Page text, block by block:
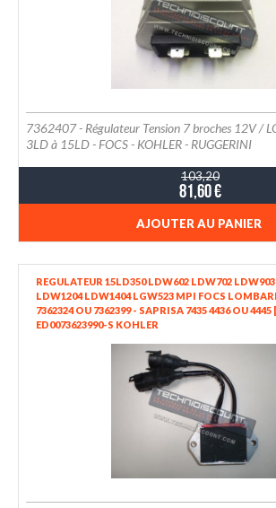
7362407 - Régulateur Tension 7 broches 12V /
3LD à 15LD - FOCS - KOHLER - RUGGERINI
103,20
81,60 €
AJOUTER AU PANIER
REGULATEUR 15LD350 LDW602 LDW702
LDW1204 LDW1404 LGW523 MPI FOCS
7362324 OU 7362399 - SAPRISA 7435 4436 OU 4445
ED0073623990-S KOHLER